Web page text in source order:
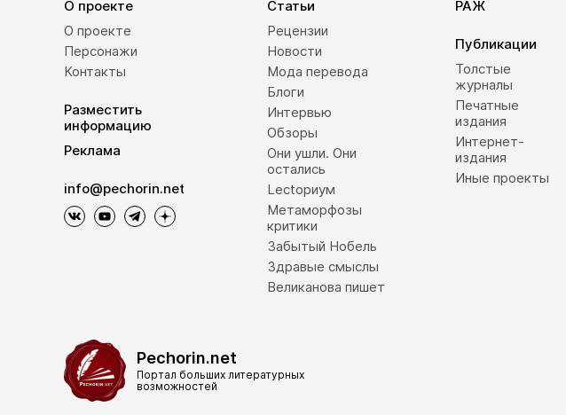
О проекте
О проекте
Персонажи
Контакты
Разместить
информацию
Реклама
info@pechorin.net
Статьи
Рецензии
Новости
Мода перевода
Блоги
Интервью
Обзоры
Они ушли. Они
остались
Lectoриум
Метаморфозы
критики
Забытый Нобель
Здравые смыслы
Великанова пишет
РАЖ
Публикации
Толстые
журналы
Печатные
издания
Интернет-
издания
Иные проекты
Pechorin.net
Портал больших литературных
возможностей